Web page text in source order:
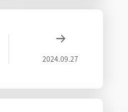
2024.09.27